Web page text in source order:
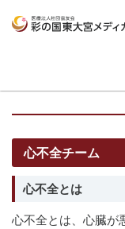
メディカルセン
心不全チーム
心不全とは
心不全とは、心臓が